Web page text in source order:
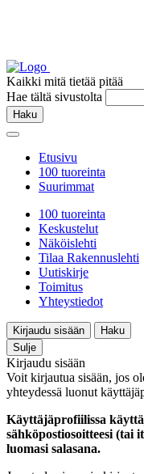
Kaikki mitä tietää pitää
Hae tältä sivustolta
Haku
Etusivu
100 tuoreinta
Suurimmat
100 tuoreinta
Keskustelut
Näköislehti
Tilaa Rakennuslehti
Uutiskirje
Toimitus
Yhteystiedot
Kirjaudu sisään
Haku
Sulje
Kirjaudu sisään
Voit kirjautua sisään, jos
yhteydessä luonut
Käyttäjäprofiilissa
sähköpostiosoitteesi (tai
luomasi salasana.